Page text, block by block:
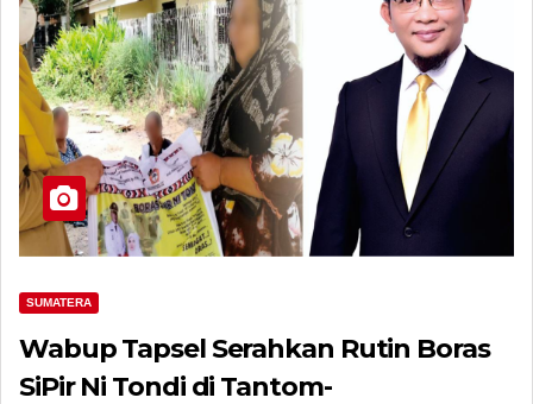
SUMATERA
Wabup Tapsel Serahkan Rutin Boras
SiPir Ni Tondi di Tantom-